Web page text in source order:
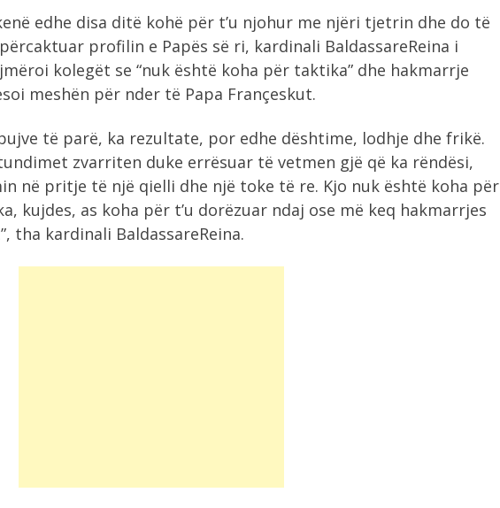
edhe disa ditë kohë për t’u njohur me njëri tjetrin dhe do të
profilin e Papës së ri, kardinali BaldassareReina i
kolegët se “nuk është koha për taktika” dhe hakmarrje
meshën për nder të Papa Françeskut.
të parë, ka rezultate, por edhe dështime, lodhje dhe frikë.
zvarriten duke errësuar të vetmen gjë që ka rëndësi,
në pritje të një qielli dhe një toke të re. Kjo nuk është koha për
kujdes, as koha për t’u dorëzuar ndaj ose më keq hakmarrjes
tha kardinali BaldassareReina.
40°C në Tiranë,
e sotme, 8
Përfshihet nga flakët banesa në
Shkodër, zjarri...
9:58
Salah,...
9:50
Mbyllet dita e 69 e protestës, nis...